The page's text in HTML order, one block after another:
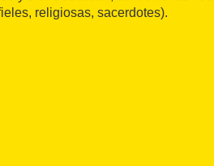
religiosas, sacerdotes).